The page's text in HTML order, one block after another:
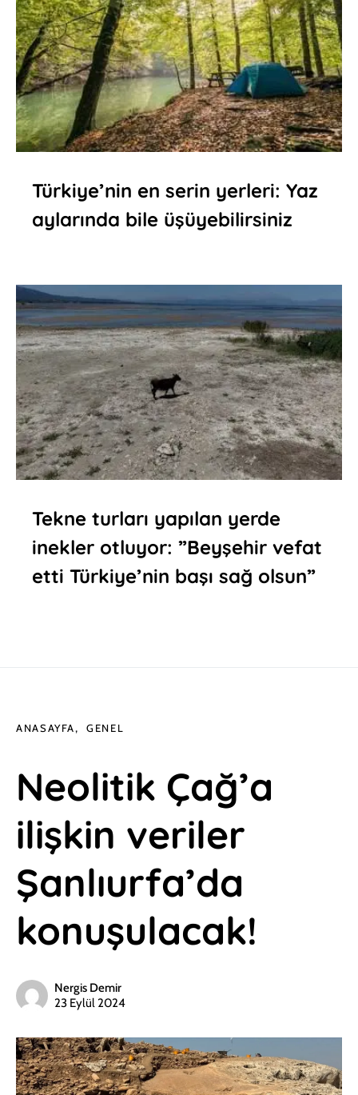
Türkiye’nin en serin yerleri: Yaz
aylarında bile üşüyebilirsiniz
Tekne turları yapılan yerde
inekler otluyor: ”Beyşehir vefat
etti Türkiye’nin başı sağ olsun”
ANASAYFA GENEL
Neolitik Çağ’a
ilişkin veriler
Şanlıurfa’da
konuşulacak!
Nergis Demir
23 Eylül 2024